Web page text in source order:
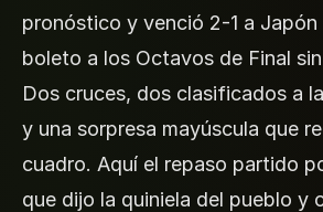
pronóstico y venció 2-1 a Japón
boleto a los Octavos de Final
Dos cruces, dos clasificados a
y una sorpresa mayúscula que
cuadro. Aquí el repaso partido
que dijo la quiniela del pueblo y